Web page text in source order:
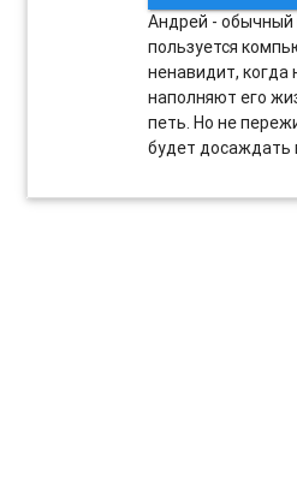
Андрей - обычный
пользуется
ненавидит, когда
наполняют его
петь. Но не
будет досаждать